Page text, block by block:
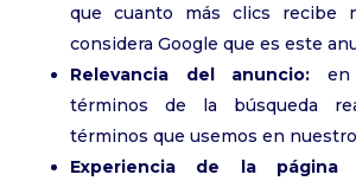
que cuanto más clics recibe
considera Google que es este
Relevancia del anuncio: en
términos de la búsqueda
términos que usemos en
Experiencia de la página